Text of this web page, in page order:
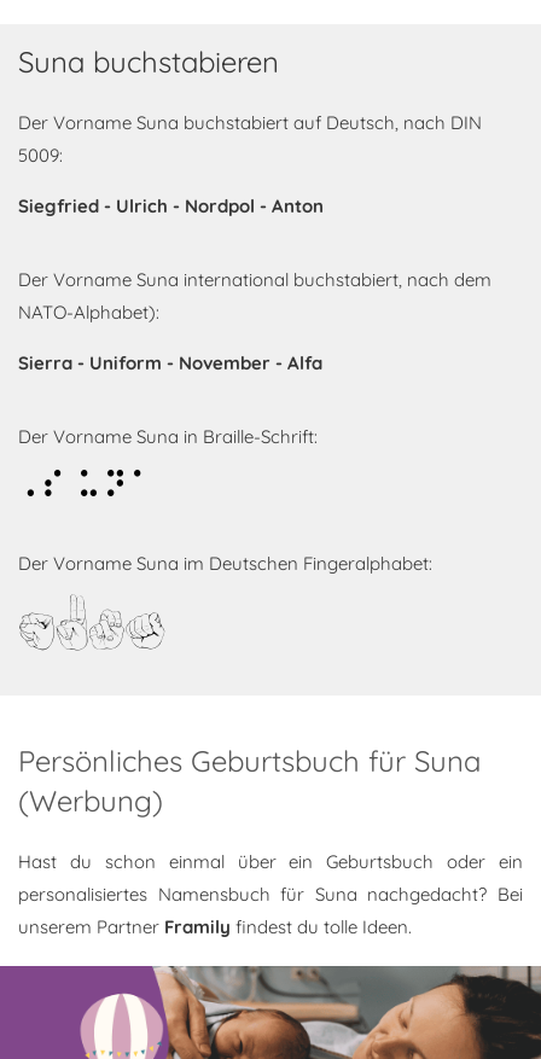
Suna buchstabieren
Der Vorname Suna buchstabiert auf Deutsch, nach DIN
5009:
Siegfried - Ulrich - Nordpol - Anton
Der Vorname Suna international buchstabiert, nach dem
NATO-Alphabet):
Sierra - Uniform - November - Alfa
Der Vorname Suna in Braille-Schrift:
Suna
Der Vorname Suna im Deutschen Fingeralphabet:
Suna
Persönliches Geburtsbuch für Suna
(Werbung)
Hast du schon einmal über ein Geburtsbuch oder ein
personalisiertes Namensbuch für Suna nachgedacht? Bei
unserem Partner Framily findest du tolle Ideen.